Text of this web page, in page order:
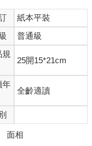
紙本平裝
普通級
規
25開15*21cm
年
全齡適讀
面相